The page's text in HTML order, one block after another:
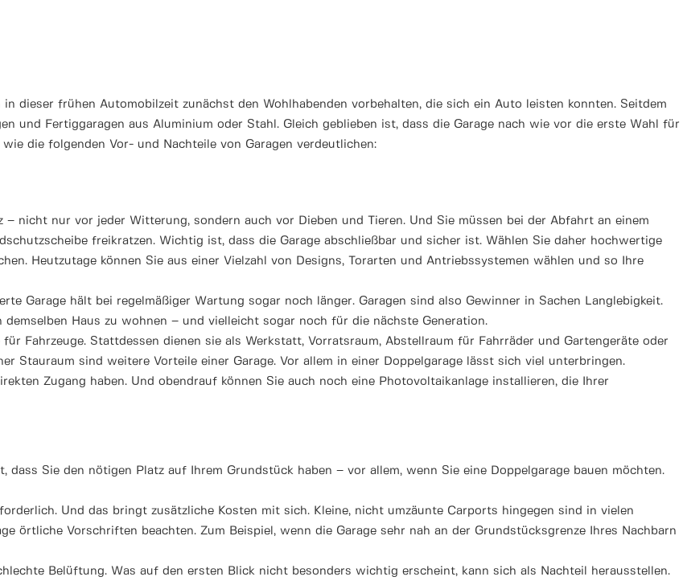
dieser frühen Automobilzeit zunächst den Wohlhabenden vorbehalten, die sich ein Auto leisten konnten. Seitdem
und Fertiggaragen aus Aluminium oder Stahl. Gleich geblieben ist, dass die Garage nach wie vor die erste Wahl für
die folgenden Vor- und Nachteile von Garagen verdeutlichen:
– nicht nur vor jeder Witterung, sondern auch vor Dieben und Tieren. Und Sie müssen bei der Abfahrt an einem
freikratzen. Wichtig ist, dass die Garage abschließbar und sicher ist. Wählen Sie daher hochwertige
Heutzutage können Sie aus einer Vielzahl von Designs, Torarten und Antriebssystemen wählen und so Ihre
Garage hält bei regelmäßiger Wartung sogar noch länger. Garagen sind also Gewinner in Sachen Langlebigkeit.
Haus zu wohnen – und vielleicht sogar noch für die nächste Generation.
Fahrzeuge. Stattdessen dienen sie als Werkstatt, Vorratsraum, Abstellraum für Fahrräder und Gartengeräte oder
Stauraum sind weitere Vorteile einer Garage. Vor allem in einer Doppelgarage lässt sich viel unterbringen.
Zugang haben. Und obendrauf können Sie auch noch eine Photovoltaikanlage installieren, die Ihrer
dass Sie den nötigen Platz auf Ihrem Grundstück haben – vor allem, wenn Sie eine Doppelgarage bauen möchten.
Und das bringt zusätzliche Kosten mit sich. Kleine, nicht umzäunte Carports hingegen sind in vielen
örtliche Vorschriften beachten. Zum Beispiel, wenn die Garage sehr nah an der Grundstücksgrenze Ihres Nachbarn
Belüftung. Was auf den ersten Blick nicht besonders wichtig erscheint, kann sich als Nachteil herausstellen.